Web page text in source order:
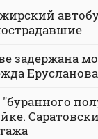
задержана
Ерусланова